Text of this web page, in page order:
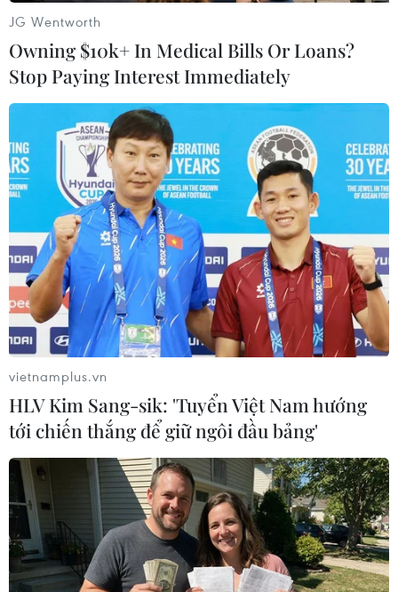
'Le rêve' (Giấc mơ) của Pablo Picasso (158.4 triệu USD). (Nguồn:
AFP)
JG Wentworth
Owning $10k+ In Medical Bills Or Loans?
Stop Paying Interest Immediately
vietnamplus.vn
HLV Kim Sang-sik: 'Tuyển Việt Nam hướng
tới chiến thắng để giữ ngôi đầu bảng'